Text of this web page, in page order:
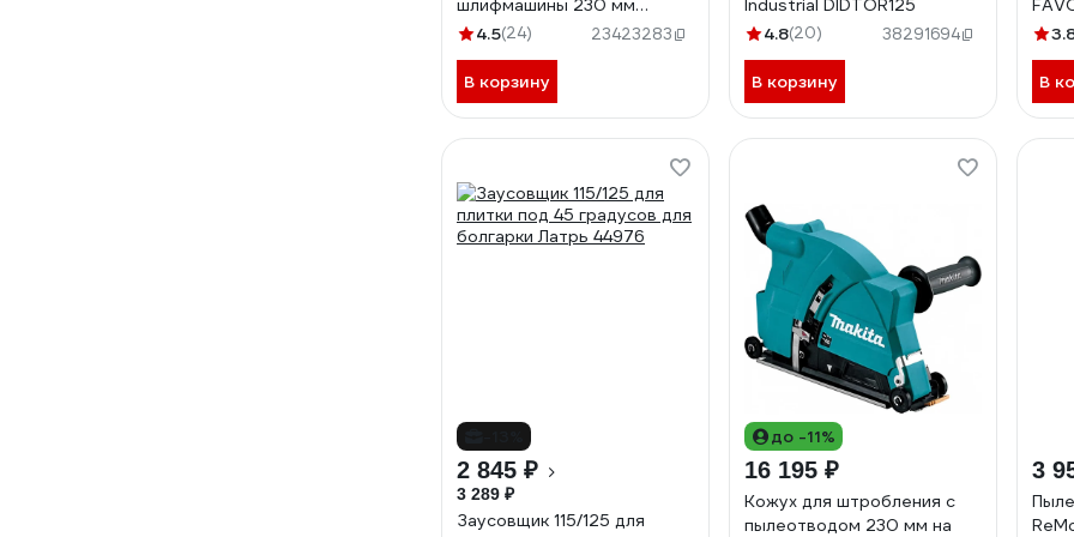
шлифмашины 230 мм
WORTEX DS23000018
4.5(24) 23423283
В корзину
Industrial DIDTOR125
4.8(20) 38291694
В корзину
мм,
мм,
В
2 845 ₽
3 289 ₽
Заусовщик 115/125 для
до -11%
16 195 ₽
Кожух для штробления с
пылеотводом 230 мм на
3